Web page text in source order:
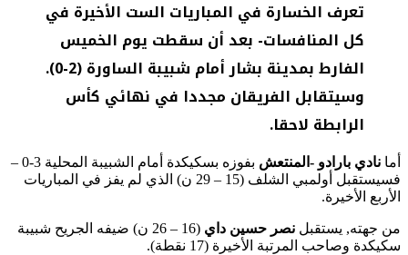
تعرف الخسارة في المباريات الست الأخيرة في
كل المنافسات- بعد أن سقطت يوم الخميس
الفارط بمدينة بشار أمام شبيبة الساورة (2-0).
وسيتقابل الفريقان مجددا في نهائي كأس
الرابطة لاحقا.
أما نادي بارادو -المنتعش
بفوزه بسكيكدة أمام الشبيبة المحلية 3-0 –
فسيستقبل أولمبي الشلف (15 – 29 ن) الذي لم يفز في المباريات
الأربع الأخيرة.
من جهته, يستقبل نصر حسين داي
(16 – 26 ن) ضيفه الجريح شبيبة
سكيكدة وصاحب المرتبة الأخيرة (17 نقطة).